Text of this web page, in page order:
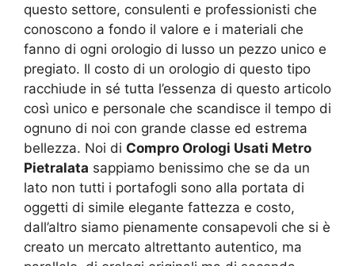
questo settore, consulenti e professionisti che
conoscono a fondo il valore e i materiali che
fanno di ogni orologio di lusso un pezzo unico e
pregiato. Il costo di un orologio di questo tipo
racchiude in sé tutta l’essenza di questo articolo
così unico e personale che scandisce il tempo di
ognuno di noi con grande classe ed estrema
bellezza. Noi di Compro Orologi Usati Metro
Pietralata sappiamo benissimo che se da un
lato non tutti i portafogli sono alla portata di
oggetti di simile elegante fattezza e costo,
dall’altro siamo pienamente consapevoli che si è
creato un mercato altrettanto autentico, ma